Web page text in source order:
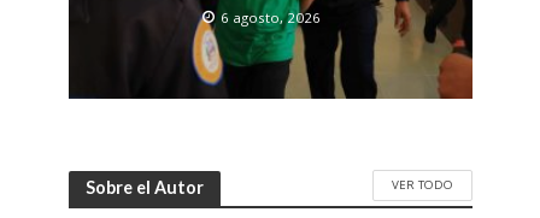
6 agosto, 2026
Sobre el Autor VER TODO